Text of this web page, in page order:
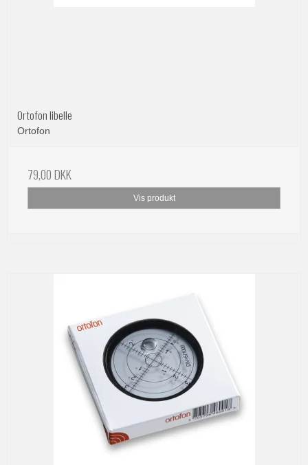
Ortofon libelle
Ortofon
79,00 DKK
Vis produkt